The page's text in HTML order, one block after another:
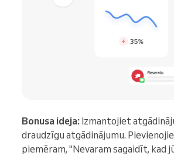
Bonusa ideja: Izmantojiet
draudzīgu atgādinājumu.
piemēram, "Nevaram sagaidīt, kad